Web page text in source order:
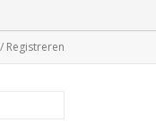
Registreren